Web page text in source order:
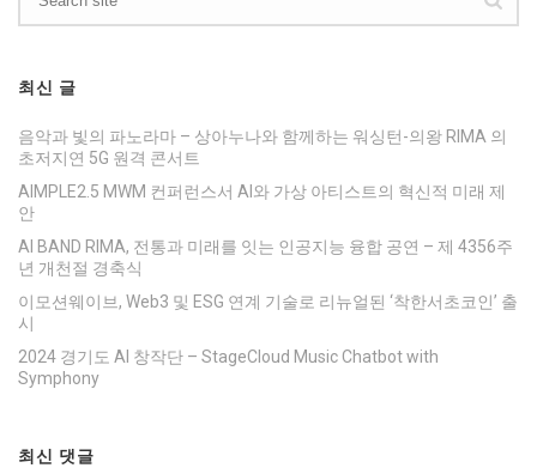
최신 글
음악과 빛의 파노라마 – 상아누나와 함께하는 워싱턴-의왕 RIMA 의
초저지연 5G 원격 콘서트
AIMPLE2.5 MWM 컨퍼런스서 AI와 가상 아티스트의 혁신적 미래 제
안
AI BAND RIMA, 전통과 미래를 잇는 인공지능 융합 공연 – 제 4356주
년 개천절 경축식
이모션웨이브, Web3 및 ESG 연계 기술로 리뉴얼된 ‘착한서초코인’ 출
시
2024 경기도 AI 창작단 – StageCloud Music Chatbot with
Symphony
최신 댓글